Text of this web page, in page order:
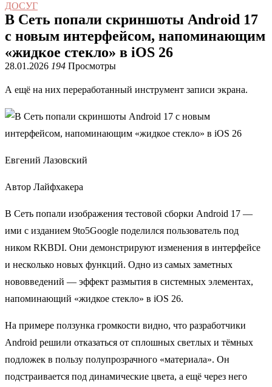
ДОСУГ
В Сеть попали скриншоты Android 17
с новым интерфейсом, напоминающим
«жидкое стекло» в iOS 26
28.01.2026 194 Просмотры
А ещё на них переработанный инструмент записи экрана.
Евгений Лазовский
Автор Лайфхакера
В Сеть попали изображения тестовой сборки Android 17 —
ими с изданием 9to5Google поделился пользователь под
ником RKBDI. Они демонстрируют изменения в интерфейсе
и несколько новых функций. Одно из самых заметных
нововведений — эффект размытия в системных элементах,
напоминающий «жидкое стекло» в iOS 26.
На примере ползунка громкости видно, что разработчики
Android решили отказаться от сплошных светлых и тёмных
подложек в пользу полупрозрачного «материала». Он
подстраивается под динамические цвета, а ещё через него